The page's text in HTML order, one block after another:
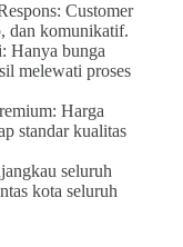
Customer
dan komunikatif.
Hanya bunga
melewati proses
Harga
standar kualitas
seluruh
kota seluruh